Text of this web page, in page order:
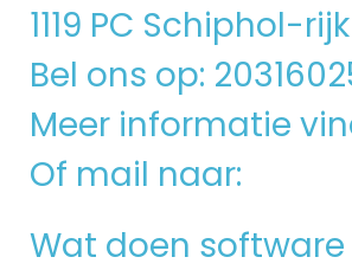
1119 PC Schiphol-rijk
Bel ons op:
Meer informatie
Of mail naar:
Wat doen software